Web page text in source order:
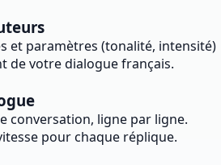
et paramètres (tonalité, intensité)
de votre dialogue français.
conversation, ligne par ligne.
pour chaque réplique.